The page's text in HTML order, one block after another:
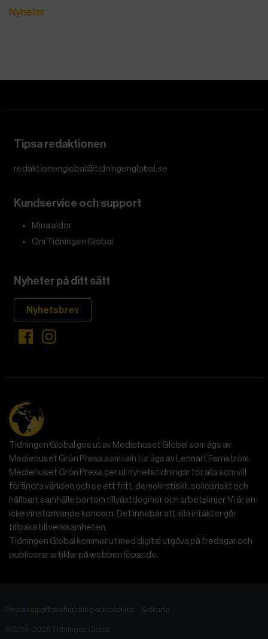
Nyheter
Tipsa redaktionen
redaktionenglobal@tidningenglobal.se
Kundservice och support
Mina sidor
Om Tidningen Global
Nyheter på ditt sätt
Nyhetsbrev
Tidningen Global ges ut av Mediehuset Global som ägs av
Mediehuset Grön Press som i sin tur ägs av Lennart Fernström.
Mediehuset Grön Press ger ut nyhetstidningar för alla som vill
förändra världen och se ett fritt, demokratiskt, solidariskt och
hållbart samhälle bortom tillväxtdogmer och arbetslinjer. Vi är en
icke vinstdrivande koncern. Det innebär att alla intäkter går
tillbaka till verksamheten.
Tidningen Global kommer ut med digital utgåva på fredagar och
publicerar artiklar på webben löpande.
Personuppgiftsbehandling och cookies Sidkarta
© 2014–2026 Tidningen Global